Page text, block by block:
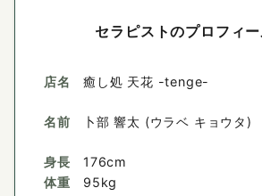
セラピストのプロフィ
店名 癒し処 天花 -tenge-
名前 卜部 響太 (ウラベ キョウタ)
身長
体重
176cm
95kg